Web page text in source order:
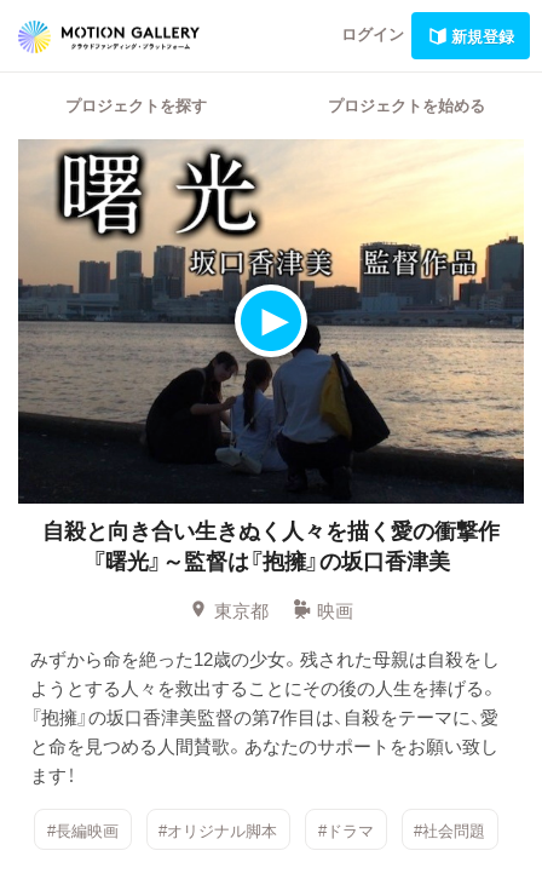
ログイン 新規登録
プロジェクトを探す プロジェクトを始める
自殺と向き合い生きぬく人々を描く愛の衝撃作
『曙光』～監督は『抱擁』の坂口香津美
東京都
映画
みずから命を絶った12歳の少女。残された母親は自殺をし
ようとする人々を救出することにその後の人生を捧げる。
『抱擁』の坂口香津美監督の第7作目は、自殺をテーマに、愛
と命を見つめる人間賛歌。あなたのサポートをお願い致し
ます！
#長編映画 #オリジナル脚本 #ドラマ #社会問題